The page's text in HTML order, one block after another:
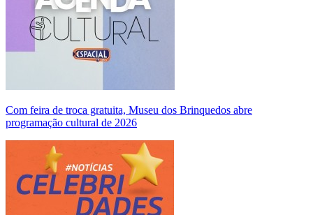
Com feira de troca gratuita, Museu dos Brinquedos abre
programação cultural de 2026